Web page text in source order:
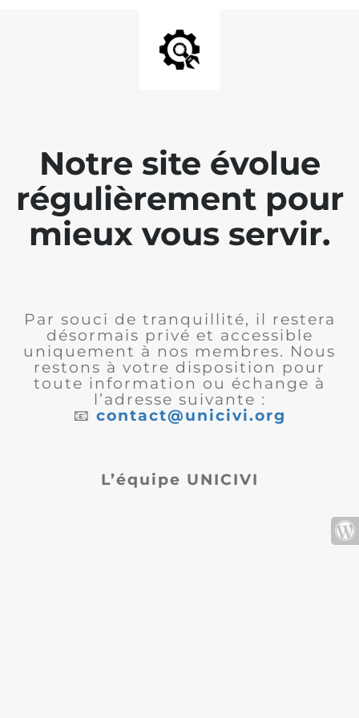
Notre site évolue
régulièrement pour
mieux vous servir.
Par souci de tranquillité, il restera
désormais privé et accessible
uniquement à nos membres. Nous
restons à votre disposition pour
toute information ou échange à
l’adresse suivante :
📧 contact@unicivi.org
L’équipe UNICIVI